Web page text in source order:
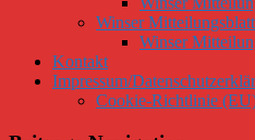
Winser
Winser
Kontakt
Impressum/
Cookie-Richtlinie